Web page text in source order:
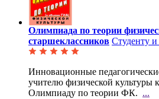
Олимпиада по теории
старшеклассников Студенту
Инновационные
учителю физической культуры
Олимпиаду по теории ФК. ...